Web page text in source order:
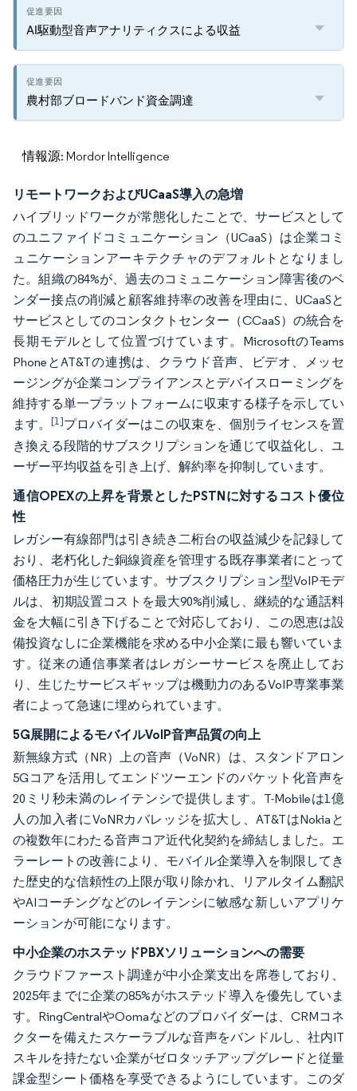
AI駆動型音声アナリティクスによる収益
農村部ブロードバンド資金調達
情報源: Mordor Intelligence
リモートワークおよびUCaaS導入の急増
ハイブリッドワークが常態化したことで、サービスとして
のユニファイドコミュニケーション（UCaaS）は企業コミ
ュニケーションアーキテクチャのデフォルトとなりまし
た。組織の84%が、過去のコミュニケーション障害後のベ
ンダー接点の削減と顧客維持率の改善を理由に、UCaaSと
サービスとしてのコンタクトセンター（CCaaS）の統合を
長期モデルとして位置づけています。MicrosoftのTeams
PhoneとAT&Tの連携は、クラウド音声、ビデオ、メッセ
ージングが企業コンプライアンスとデバイスローミングを
維持する単一プラットフォームに収束する様子を示してい
ます。 [1]プロバイダーはこの収束を、個別ライセンスを置
き換える段階的サブスクリプションを通じて収益化し、ユ
ーザー平均収益を引き上げ、解約率を抑制しています。
通信OPEXの上昇を背景としたPSTNに対するコスト優位
性
レガシー有線部門は引き続き二桁台の収益減少を記録して
おり、老朽化した銅線資産を管理する既存事業者にとって
価格圧力が生じています。サブスクリプション型VoIPモデ
ルは、初期設置コストを最大90%削減し、継続的な通話料
金を大幅に引き下げることで対応しており、この恩恵は設
備投資なしに企業機能を求める中小企業に最も響いていま
す。従来の通信事業者はレガシーサービスを廃止してお
り、生じたサービスギャップは機動力のあるVoIP専業事業
者によって急速に埋められています。
5G展開によるモバイルVoIP音声品質の向上
新無線方式（NR）上の音声（VoNR）は、スタンドアロン
5Gコアを活用してエンドツーエンドのパケット化音声を
20ミリ秒未満のレイテンシで提供します。T-Mobileは1億
人の加入者にVoNRカバレッジを拡大し、AT&TはNokiaと
の複数年にわたる音声コア近代化契約を締結しました。エ
ラーレートの改善により、モバイル企業導入を制限してき
た歴史的な信頼性の上限が取り除かれ、リアルタイム翻訳
やAIコーチングなどのレイテンシに敏感な新しいアプリケ
ーションが可能になります。
中小企業のホステッドPBXソリューションへの需要
クラウドファースト調達が中小企業支出を席巻しており、
2025年までに企業の85%がホステッド導入を優先していま
す。RingCentralやOomaなどのプロバイダーは、CRMコネ
クターを備えたスケーラブルな音声をバンドルし、社内IT
スキルを持たない企業がゼロタッチアップグレードと従量
課金型シート価格を享受できるようにしています。このダ